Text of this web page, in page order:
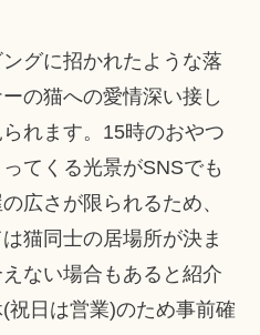
グに招かれたような落
の猫への愛情深い接し
れます。15時のおやつ
てくる光景がSNSでも
広さが限られるため、
猫同士の居場所が決ま
ない場合もあると紹介
祝日は営業)のため事前確